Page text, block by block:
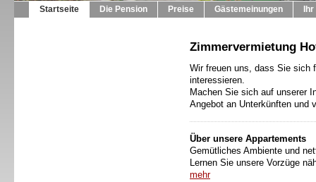
Startseite Die Pension Preise Gästemeinungen
Zimmervermietung
Wir freuen uns, dass Sie sich
interessieren.
Machen Sie sich auf unserer
Angebot an Unterkünften und
Über unsere Appartements
Gemütliches Ambiente und
Lernen Sie unsere Vorzüge
mehr